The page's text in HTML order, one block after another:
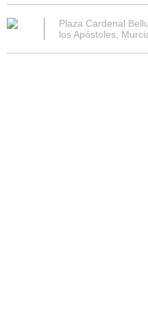
Plaza Cardenal
los Apóstoles,